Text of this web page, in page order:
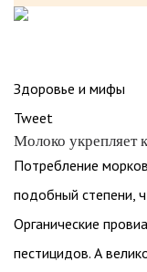
Здоровье и мифы
Tweet
Молоко укрепляет
Потребление
подобный степени,
Органические
пестицидов. А